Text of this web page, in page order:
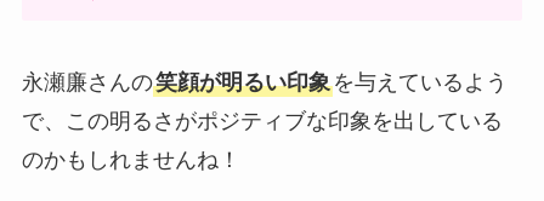
永瀬廉さんの笑顔が明るい印象を与えているよう
で、この明るさがポジティブな印象を出している
のかもしれませんね！